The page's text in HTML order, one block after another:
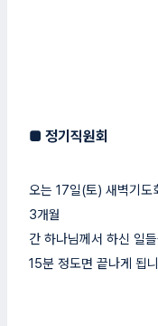
■ 정기직원회
오는 17일(토) 새벽기도
3개월
간 하나님께서 하신 일
15분 정도면 끝나게 됩